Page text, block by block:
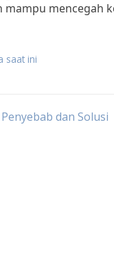
mencegah
saat ini
dan Solusi